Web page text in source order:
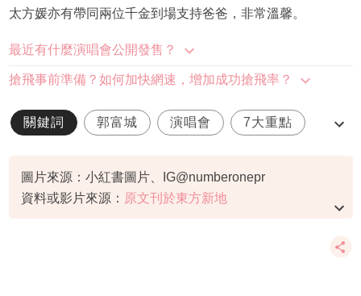
太方媛亦有帶同兩位千金到場支持爸爸，非常溫馨。
最近有什麼演唱會公開發售？
搶飛事前準備？如何加快網速，增加成功搶飛率？
關鍵詞 郭富城 演唱會 7大重點
圖片來源：小紅書圖片、IG@numberonepr
資料或影片來源： 原文刊於東方新地